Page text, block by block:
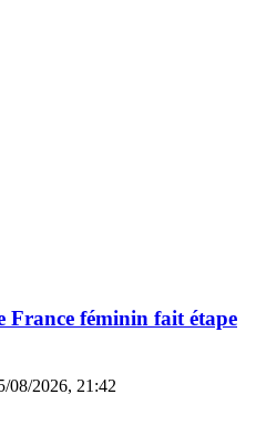
France féminin fait étape
08/2026, 21:42